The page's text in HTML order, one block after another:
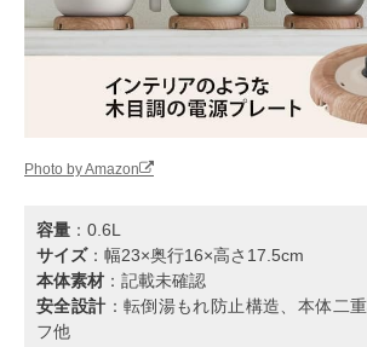
Photo by Amazon
容量 ：0.6L
サイズ：幅23×奥行16×高さ17.5cm
本体素材 ：記載未確認
安全設計 ：転倒湯もれ防止構造、本体二
フ他